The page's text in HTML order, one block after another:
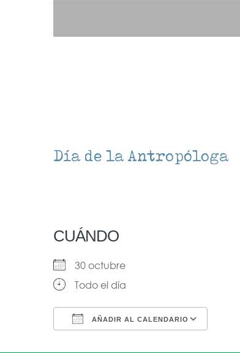
Día de la Antropóloga
CUÁNDO
30 octubre
Todo el día
AÑADIR AL CALENDARIO